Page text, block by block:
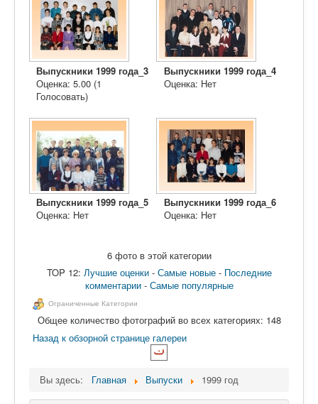
Выпускники 1999 года_3
Оценка: 5.00 (1
Голосовать)
Выпускники 1999 года_4
Оценка: Нет
Выпускники 1999 года_5
Оценка: Нет
Выпускники 1999 года_6
Оценка: Нет
6 фото в этой категории
TOP 12: Лучшие оценки- Самые новые- Последние
комментарии- Самые популярные
Ограниченные Категории
Общее количество фотографий во всех категориях: 148
Назад к обзорной странице галереи
Вы здесь: Главная Выпуски 1999 год